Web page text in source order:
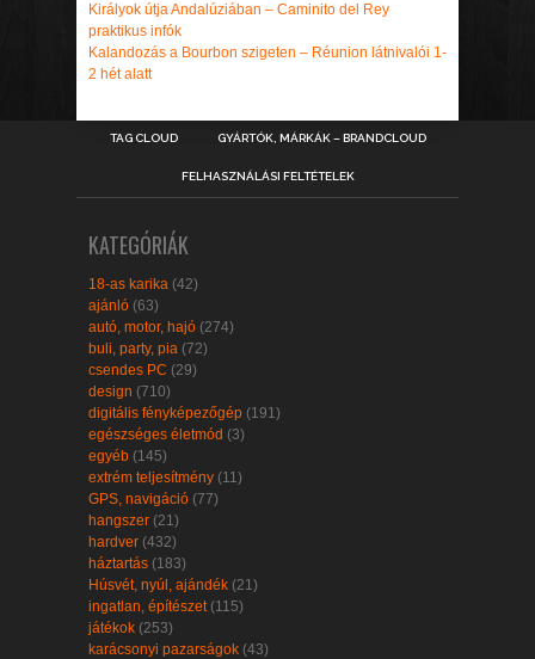
Királyok útja Andalúziában – Caminito del Rey
praktikus infók
Kalandozás a Bourbon szigeten – Réunion látnivalói 1-
2 hét alatt
TAG CLOUD GYÁRTÓK, MÁRKÁK – BRANDCLOUD
FELHASZNÁLÁSI FELTÉTELEK
KATEGÓRIÁK
18-as karika (42)
ajánló (63)
autó, motor, hajó (274)
buli, party, pia (72)
csendes PC (29)
design (710)
digitális fényképezőgép (191)
egészséges életmód (3)
egyéb (145)
extrém teljesítmény (11)
GPS, navigáció (77)
hangszer (21)
hardver (432)
háztartás (183)
Húsvét, nyúl, ajándék (21)
ingatlan, építészet(115)
játékok (253)
karácsonyi pazarságok (43)